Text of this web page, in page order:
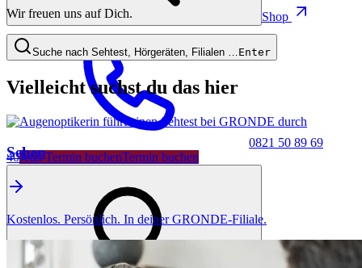
Shop
0821 50 89 69
40Jetzt Termin buchenTermin buchen
Wir freuen uns auf Dich.
Suche nach Sehtest, Hörgeräten, Filialen … Enter
Vielleicht suchst du das hier
Sehen
Kostenlos. Persönlich. In deiner GRONDE-Filiale.